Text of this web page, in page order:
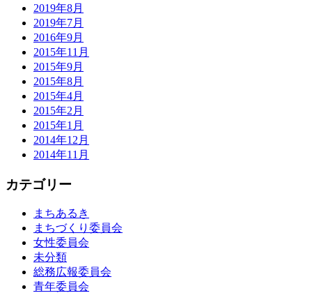
2019年8月
2019年7月
2016年9月
2015年11月
2015年9月
2015年8月
2015年4月
2015年2月
2015年1月
2014年12月
2014年11月
カテゴリー
まちあるき
まちづくり委員会
女性委員会
未分類
総務広報委員会
青年委員会